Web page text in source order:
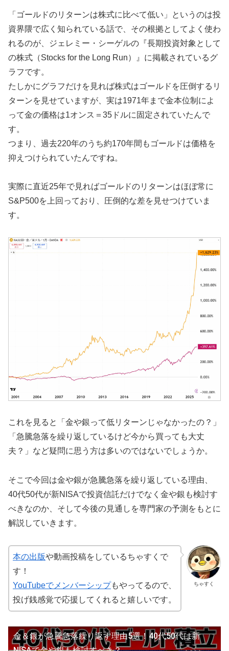
「ゴールドのリターンは株式に比べて低い」というのは投
資界隈で広く知られている話で、その根拠としてよく使わ
れるのが、ジェレミー・シーゲルの『長期投資対象として
の株式（Stocks for the Long Run）』に掲載されているグ
ラフです。
たしかにグラフだけを見れば株式はゴールドを圧倒するリ
ターンを見せていますが、実は1971年まで金本位制によ
って金の価格は1オンス＝35ドルに固定されていたんで
す。
つまり、過去220年のうち約170年間もゴールドは価格を
抑えつけられていたんですね。
実際に直近25年で見ればゴールドのリターンはほぼ常に
S&P500を上回っており、圧倒的な差を見せつけていま
す。
これを見ると「金や銀って低リターンじゃなかったの？」
「急騰急落を繰り返しているけど今から買っても大丈
夫？」など疑問に思う方は多いのではないでしょうか。
そこで今回は金や銀が急騰急落を繰り返している理由、
40代50代が新NISAで投資信託だけでなく金や銀も検討す
べきなのか、そして今後の見通しを専門家の予測をもとに
解説していきます。
ちゃすく
本の出版や動画投稿をしているちゃすくで
す！
YouTubeでメンバーシップもやってるので、
投げ銭感覚で応援してくれると嬉しいです。
金＆銀が急騰急落繰り返す理由5選！40代50代は新